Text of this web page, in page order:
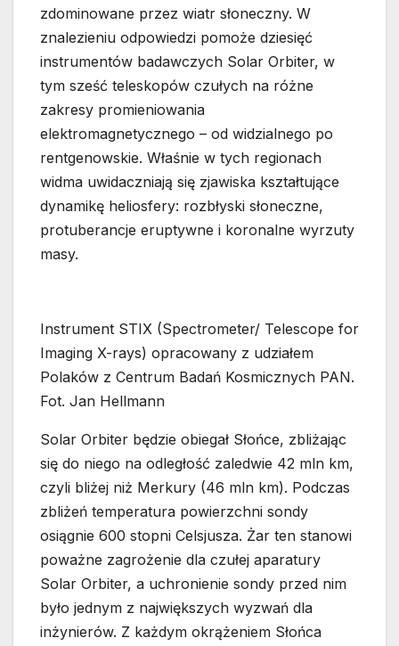
zdominowane przez wiatr słoneczny. W
znalezieniu odpowiedzi pomoże dziesięć
instrumentów badawczych Solar Orbiter, w
tym sześć teleskopów czułych na różne
zakresy promieniowania
elektromagnetycznego – od widzialnego po
rentgenowskie. Właśnie w tych regionach
widma uwidaczniają się zjawiska kształtujące
dynamikę heliosfery: rozbłyski słoneczne,
protuberancje eruptywne i koronalne wyrzuty
masy.
Instrument STIX (Spectrometer/ Telescope for
Imaging X-rays) opracowany z udziałem
Polaków z Centrum Badań Kosmicznych PAN.
Fot. Jan Hellmann
Solar Orbiter będzie obiegał Słońce, zbliżając
się do niego na odległość zaledwie 42 mln km,
czyli bliżej niż Merkury (46 mln km). Podczas
zbliżeń temperatura powierzchni sondy
osiągnie 600 stopni Celsjusza. Żar ten stanowi
poważne zagrożenie dla czułej aparatury
Solar Orbiter, a uchronienie sondy przed nim
było jednym z największych wyzwań dla
inżynierów. Z każdym okrążeniem Słońca